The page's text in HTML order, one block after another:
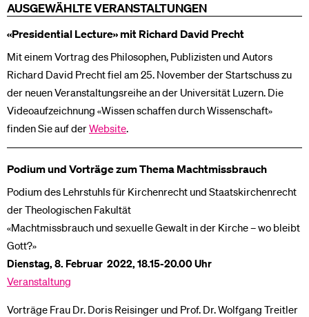
AUSGEWÄHLTE VERANSTALTUNGEN
«Presidential Lecture» mit Richard David Precht
Mit einem Vortrag des Philosophen, Publizisten und Autors
Richard David Precht fiel am 25. November der Startschuss zu
der neuen Veranstaltungsreihe an der Universität Luzern. Die
Videoaufzeichnung «Wissen schaffen durch Wissenschaft»
finden Sie auf derWebsite.
Podium und Vorträge zum Thema Machtmissbrauch
Podium des Lehrstuhls für Kirchenrecht und Staatskirchenrecht
der Theologischen Fakultät
«Machtmissbrauch und sexuelle Gewalt in der Kirche – wo bleibt
Gott?»
Dienstag, 8. Februar 2022, 18.15-20.00 Uhr
Veranstaltung
Vorträge Frau Dr. Doris Reisinger und Prof. Dr. Wolfgang Treitler